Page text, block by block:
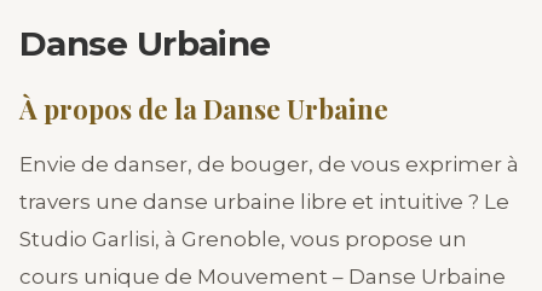
Danse Urbaine
À propos de la Danse Urbaine
Envie de danser, de bouger, de vous exprimer à
travers une danse urbaine libre et intuitive ? Le
Studio Garlisi, à Grenoble, vous propose un
cours unique de Mouvement – Danse Urbaine